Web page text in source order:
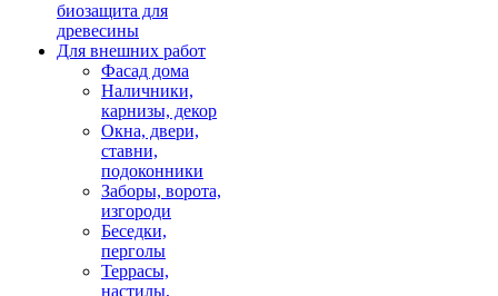
биозащита для
древесины
Для внешних работ
Фасад дома
Наличники,
карнизы, декор
Окна, двери,
ставни,
подоконники
Заборы, ворота,
изгороди
Беседки,
перголы
Террасы,
настилы,